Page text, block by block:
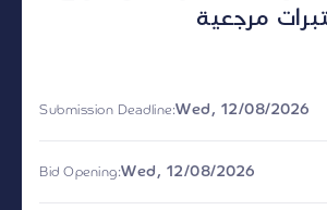
مرجعية
Submission Deadline:Wed, 12/08/2026
Bid Opening:Wed, 12/08/2026